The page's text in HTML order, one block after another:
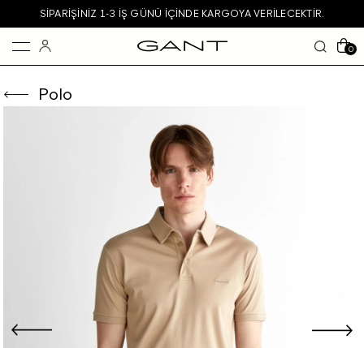
SIPARIŞINIZ 1-3 IŞ GÜNÜ IÇINDE KARGOYA VERILECEKTIR.
0
Polo